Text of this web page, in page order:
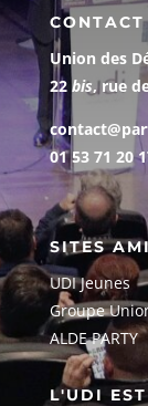
CONTACT
Union des
22 bis, rue
01 53 71 20
SITES
UDI Jeunes
Groupe
ALDE PARTY
L'UDI